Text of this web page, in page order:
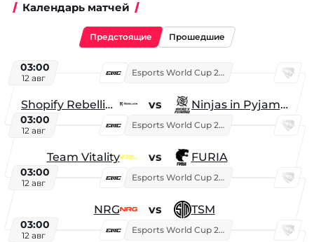
Календарь матчей
Предстоящие Прошедшие
03:00
12 авг
Esports World Cup 2026
Shopify Rebellion vs Ninjas in Pyjamas
03:00
12 авг
Esports World Cup 2026
Team Vitality vs FURIA
03:00
12 авг
Esports World Cup 2026
NRG vs TSM
03:00
12 авг
Esports World Cup 2026